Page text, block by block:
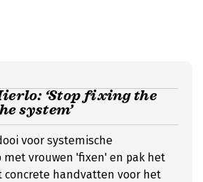
‘Stop fixing the
system’
voor systemische
met vrouwen 'fixen' en pak het
concrete handvatten voor het